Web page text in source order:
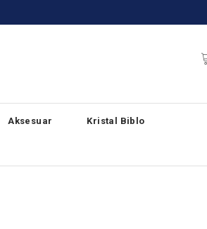
Aksesuar Kristal Biblo